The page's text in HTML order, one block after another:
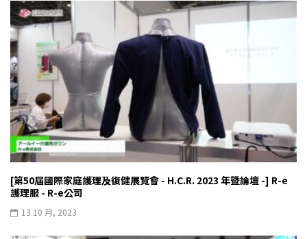
[第50屆國際家庭護理及復健展覽會 - H.C.R. 2023 年暨論壇 -] R-e
護理服 - R-e公司
13 10 月, 2023